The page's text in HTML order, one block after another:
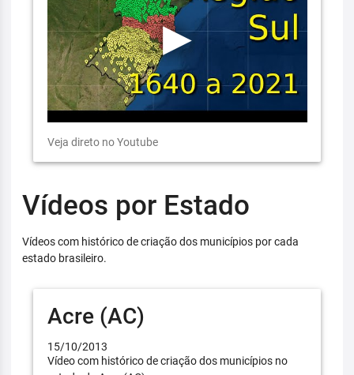
Veja direto no Youtube
Vídeos por Estado
Vídeos com histórico de criação dos municípios por cada
estado brasileiro.
Acre (AC)
15/10/2013
Vídeo com histórico de criação dos municípios no